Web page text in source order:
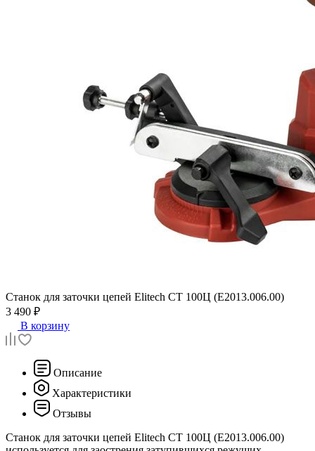
Станок для заточки цепей Elitech СТ 100Ц (E2013.006.00)
3 490 ₽
В корзину
Описание
Характеристики
Отзывы
Станок для заточки цепей Elitech СТ 100Ц (E2013.006.00)